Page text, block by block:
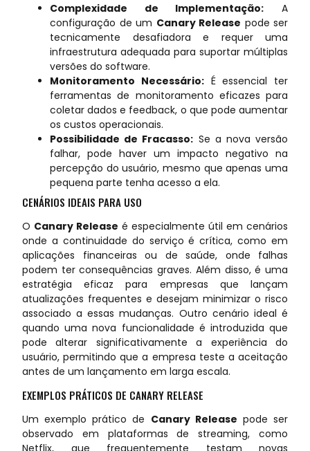
Complexidade de Implementação: A
configuração de um Canary Release pode ser
tecnicamente desafiadora e requer uma
infraestrutura adequada para suportar múltiplas
versões do software.
Monitoramento Necessário:É essencial ter
ferramentas de monitoramento eficazes para
coletar dados e feedback, o que pode aumentar
os custos operacionais.
Possibilidade de Fracasso: Se a nova versão
falhar, pode haver um impacto negativo na
percepção do usuário, mesmo que apenas uma
pequena parte tenha acesso a ela.
CENÁRIOS IDEAIS PARA USO
O Canary Release é especialmente útil em cenários
onde a continuidade do serviço é crítica, como em
aplicações financeiras ou de saúde, onde falhas
podem ter consequências graves. Além disso, é uma
estratégia eficaz para empresas que lançam
atualizações frequentes e desejam minimizar o risco
associado a essas mudanças. Outro cenário ideal é
quando uma nova funcionalidade é introduzida que
pode alterar significativamente a experiência do
usuário, permitindo que a empresa teste a aceitação
antes de um lançamento em larga escala.
EXEMPLOS PRÁTICOS DE CANARY RELEASE
Um exemplo prático de Canary Release pode ser
observado em plataformas de streaming, como